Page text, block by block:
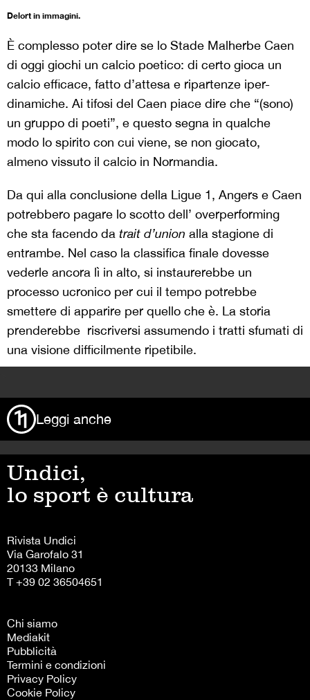
Delort in immagini.
È complesso poter dire se lo Stade Malherbe Caen
di oggi giochi un calcio poetico: di certo gioca un
calcio efficace, fatto d’attesa e ripartenze iper-
dinamiche. Ai tifosi del Caen piace dire che “(sono)
un gruppo di poeti”, e questo segna in qualche
modo lo spirito con cui viene, se non giocato,
almeno vissuto il calcio in Normandia.
Da qui alla conclusione della Ligue 1, Angers e Caen
potrebbero pagare lo scotto dell’ overperforming
che sta facendo da trait d’union alla stagione di
entrambe. Nel caso la classifica finale dovesse
vederle ancora lì in alto, si instaurerebbe un
processo ucronico per cui il tempo potrebbe
smettere di apparire per quello che è. La storia
prenderebbe riscriversi assumendo i tratti sfumati di
una visione difficilmente ripetibile.
Leggi anche
Undici,
lo sport è cultura
Rivista Undici
Via Garofalo 31
20133 Milano
T +39 02 36504651
Chi siamo
Mediakit
Pubblicità
Termini e condizioni
Privacy Policy
Cookie Policy